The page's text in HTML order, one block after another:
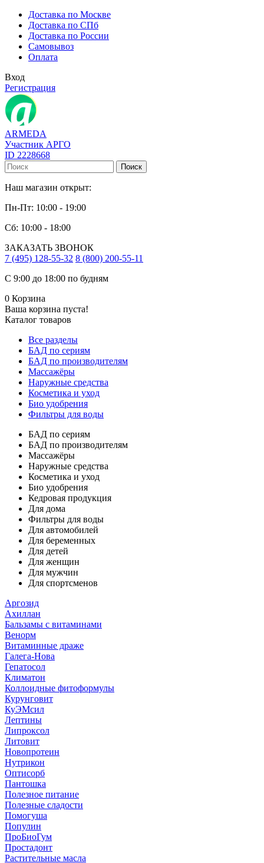
Доставка по Москве
Доставка по СПб
Доставка по России
Самовывоз
Оплата
Вход
Регистрация
ARMEDA
Участник АРГО
ID 2228668
Поиск
Наш магазин открыт:
Пн-Пт: 10:00 - 19:00
Сб: 10:00 - 18:00
ЗАКАЗАТЬ ЗВОНОК
7 (495) 128-55-32 8 (800) 200-55-11
С 9:00 до 18:00 по будням
0 Корзина
Ваша корзина пуста!
Каталог товаров
Все разделы
БАД по сериям
БАД по производителям
Массажёры
Наружные средства
Косметика и уход
Био удобрения
Фильтры для воды
БАД по сериям
БАД по производителям
Массажёры
Наружные средства
Косметика и уход
Био удобрения
Кедровая продукция
Для дома
Фильтры для воды
Для автомобилей
Для беременных
Для детей
Для женщин
Для мужчин
Для спортсменов
Аргозид
Ахиллан
Бальзамы с витаминами
Венорм
Витаминные драже
Галега-Нова
Гепатосол
Климатон
Коллоидные фитоформулы
Курунговит
КуЭМсил
Лептины
Липроксол
Литовит
Новопротеин
Нутрикон
Оптисорб
Пантошка
Полезное питание
Полезные сладости
Помогуша
Популин
ПроБиоГум
Простадонт
Растительные масла